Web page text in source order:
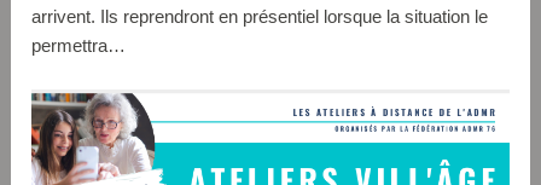
arrivent. Ils reprendront en présentiel lorsque la situation le
permettra…